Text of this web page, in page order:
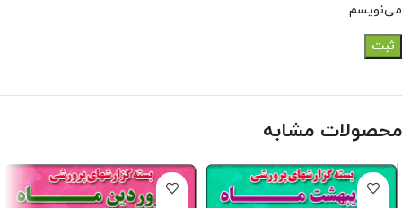
می‌نویسم.
محصولات مشابه